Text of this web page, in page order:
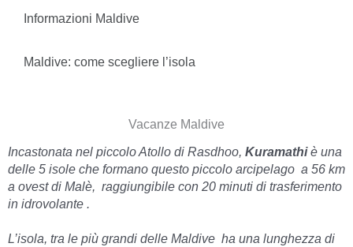
Informazioni Maldive
Maldive: come scegliere l’isola
Vacanze Maldive
Incastonata nel piccolo Atollo di Rasdhoo, Kuramathiè una
delle 5 isole che formano questo piccolo arcipelago a 56 km
a ovest di Malè, rag­giungibile con 20 minuti di trasferimento
in idrovolante .
L’isola, tra le più grandi delle Maldive ha una lunghezza di